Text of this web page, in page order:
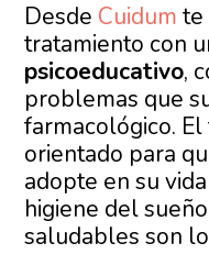
Desde Cuidumte
tratamiento con
psicoeducativo,
problemas que
farmacológico.
orientado para
adopte en su
higiene del
saludables son